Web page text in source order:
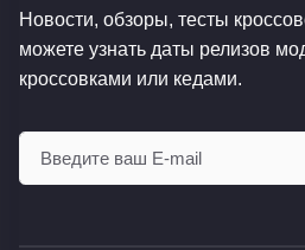
Новости, обзоры, тесты
можете узнать даты релизов
кроссовками или кедами.